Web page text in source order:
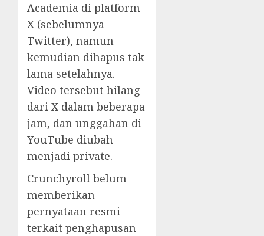
Academia di platform
X (sebelumnya
Twitter), namun
kemudian dihapus tak
lama setelahnya.
Video tersebut hilang
dari X dalam beberapa
jam, dan unggahan di
YouTube diubah
menjadi private.
Crunchyroll belum
memberikan
pernyataan resmi
terkait penghapusan